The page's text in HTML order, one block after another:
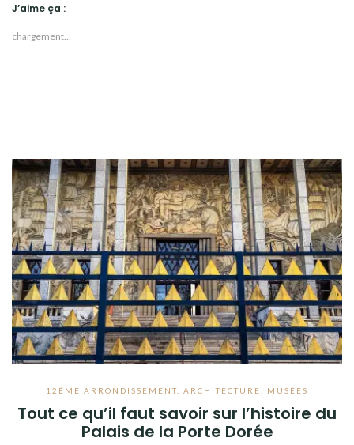
J’aime ça :
chargement…
12ÈME ARRONDISSEMENT ARCHITECTURE MUSÉES
Tout ce qu’il faut savoir sur l’histoire du
Palais de la Porte Dorée